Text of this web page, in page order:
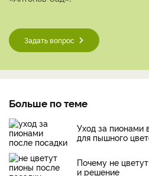
Задать вопрос
Больше по теме
Уход за пионами
для пышного
Почему не
и решение